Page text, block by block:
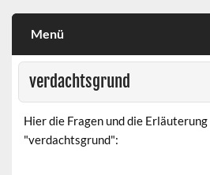
Menü
verdachtsgrund
Hier die Fragen und die Erläuterung
"verdachtsgrund":